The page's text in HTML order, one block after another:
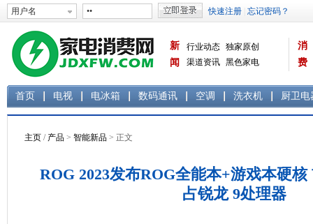
新
闻
行业动态 独家原创
渠道资讯 黑色家电
消
费
首页 电视 电冰箱 数码通讯 空调 洗衣机 厨卫电
主页 / 产品 > 智能新品 > 正文
ROG 2023发布ROG全能本+游戏本硬
占锐龙 9处理器